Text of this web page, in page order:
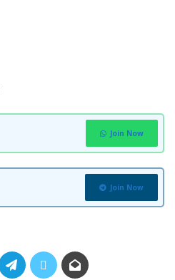
Join Now
Join Now